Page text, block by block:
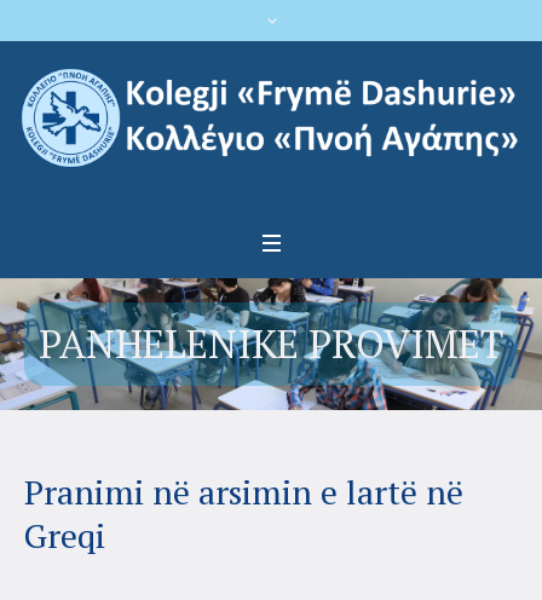
PANHELENIKE PROVIMET
Pranimi në arsimin e lartë në
Greqi